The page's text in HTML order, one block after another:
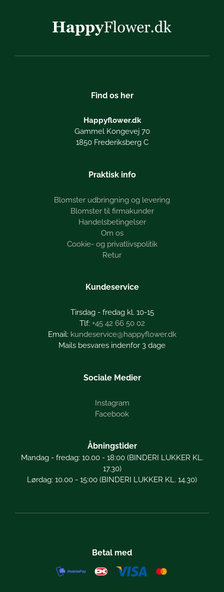
Find os her
Happyflower.dk
Gammel Kongevej 70
1850 Frederiksberg C
Praktisk info
Blomster udbringning og levering
Blomster til firmakunder
Handelsbetingelser
Om os
Cookie- og privatlivspolitik
Retur
Kundeservice
Tirsdag - fredag kl. 10-15
+45 42 66 50 02
kundeservice@happyflower.dk
Mails besvares indenfor 3 dage
Sociale Medier
Instagram
Facebook
Åbningstider
Mandag - fredag: 10.00 - 18:00 (BINDERI LUKKER KL.
17.30)
Lørdag: 10.00 - 15:00 (BINDERI LUKKER KL. 14.30)
Betal med